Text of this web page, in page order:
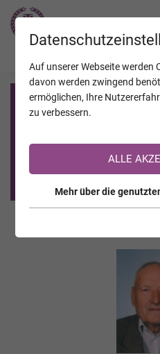
Registrierung
Sie sind noch nicht auf
>> zur
Auf unserer Webseite werden
davon werden zwingend
ermöglichen, Ihre
zu verbessern.
ALLE
Mehr über die
JAHRESTAGE